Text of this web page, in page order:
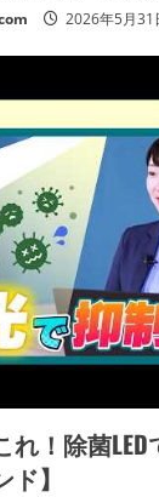
2026年5月31
！除菌
】